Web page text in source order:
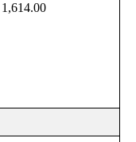
1,614.00